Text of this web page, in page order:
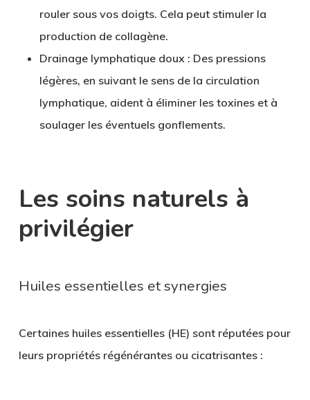
rouler sous vos doigts. Cela peut stimuler la
production de collagène.
Drainage lymphatique doux: Des pressions
légères, en suivant le sens de la circulation
lymphatique, aident à éliminer les toxines et à
soulager les éventuels gonflements.
Les soins naturels à
privilégier
Huiles essentielles et synergies
Certaines huiles essentielles (HE) sont réputées pour
leurs propriétés régénérantes ou cicatrisantes :